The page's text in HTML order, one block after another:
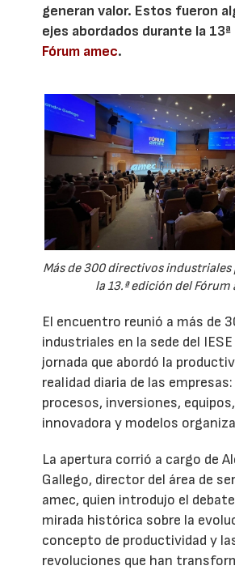
generan valor. Estos fueron
ejes abordados durante la
Fórum amec.
Más de 300 directivos
la 13.ª edición del Fórum
El encuentro reunió a más de
industriales en la sede del
jornada que abordó la
realidad diaria de las
procesos, inversiones,
innovadora y modelos
La apertura corrió a cargo de
Gallego, director del área de
amec, quien introdujo el
mirada histórica sobre la
concepto de productividad y
revoluciones que han